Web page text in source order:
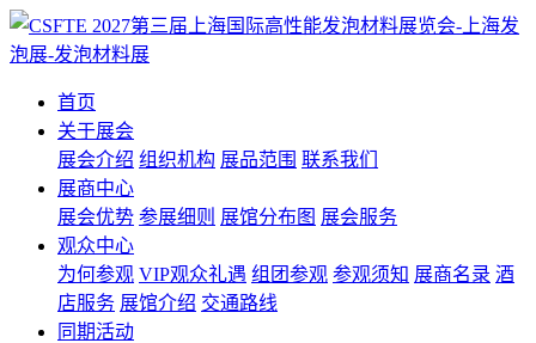
首页
关于展会
展会介绍 组织机构 展品范围 联系我们
展商中心
展会优势 参展细则 展馆分布图 展会服务
观众中心
为何参观 VIP观众礼遇 组团参观 参观须知 展商名录 酒
店服务 展馆介绍 交通路线
同期活动